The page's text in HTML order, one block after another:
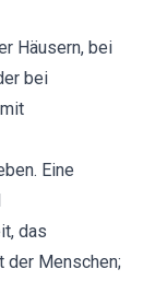
Häusern, bei
bei
Eine
das
der Menschen;